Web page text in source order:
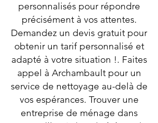
personnalisés pour répondre
précisément à vos attentes.
Demandez un devis gratuit pour
obtenir un tarif personnalisé et
adapté à votre situation !. Faites
appel à Archambault pour un
service de nettoyage au-delà de
vos espérances. Trouver une
entreprise de ménage dans